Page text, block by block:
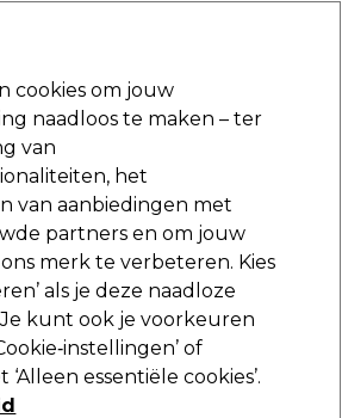
Aanmelden
Elektra
dag geleverd*
maandag t/m vrijdag
MInerals of Eden Spa Body
cookies om jouw
naadloos te maken – ter
van
het
van aanbiedingen met
partners en om jouw
merk te verbeteren. Kies
als je deze naadloze
kunt ook je voorkeuren
of
essentiële cookies’.